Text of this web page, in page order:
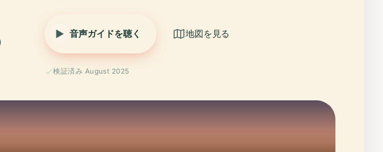
音声ガイドを聴く 地図を見る
検証済み August 2025